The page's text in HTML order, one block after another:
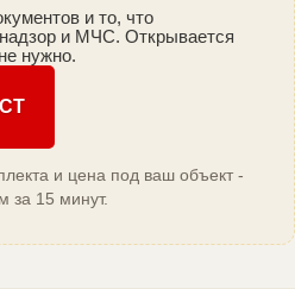
и то, что
и МЧС. Открывается
нужно.
и цена под ваш объект -
за 15 минут.